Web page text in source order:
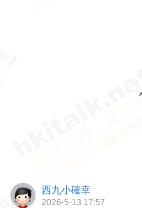
西九小確幸
2026-5-13 17:57